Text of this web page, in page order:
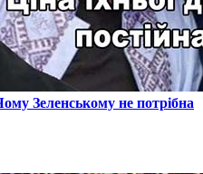
Зеленському не потрібна